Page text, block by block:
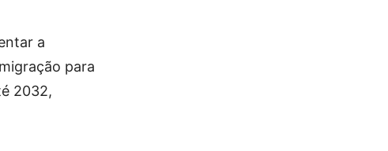
a
para
2032,